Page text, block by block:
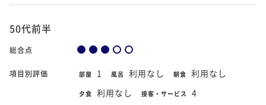
50代前半
総合点
項目別評価 部屋 1 風呂 利用なし 朝食 利用なし
夕食 利用なし 接客・サービス 4